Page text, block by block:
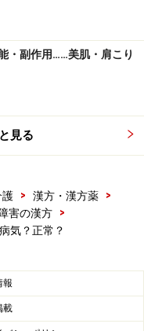
・副作用……美肌・肩こり
見る
護 > 漢方・漢方薬
>
害の漢方
>
気？正常？
報
載